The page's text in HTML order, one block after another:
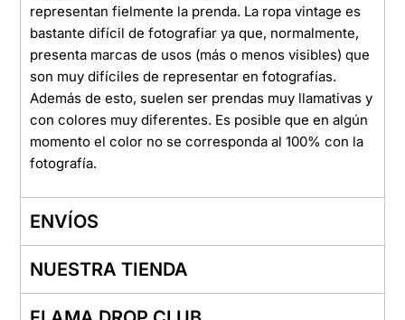
representan fielmente la prenda. La ropa vintage es
bastante difícil de fotografiar ya que, normalmente,
presenta marcas de usos (más o menos visibles) que
son muy difíciles de representar en fotografías.
Además de esto, suelen ser prendas muy llamativas y
con colores muy diferentes. Es posible que en algún
momento el color no se corresponda al 100% con la
fotografía.
ENVÍOS
NUESTRA TIENDA